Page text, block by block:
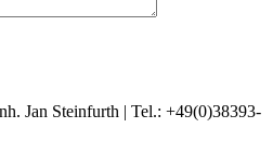
Jan Steinfurth | Tel.: +49(0)38393-